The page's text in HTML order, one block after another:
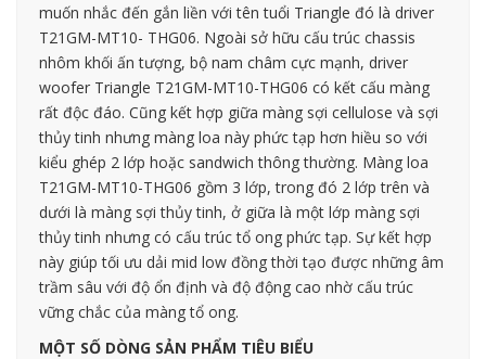
muốn nhắc đến gắn liền với tên tuổi Triangle đó là driver
T21GM-MT10- THG06. Ngoài sở hữu cấu trúc chassis
nhôm khối ấn tượng, bộ nam châm cực mạnh, driver
woofer Triangle T21GM-MT10-THG06 có kết cấu màng
rất độc đáo. Cũng kết hợp giữa màng sợi cellulose và sợi
thủy tinh nhưng màng loa này phức tạp hơn hiều so với
kiểu ghép 2 lớp hoặc sandwich thông thường. Màng loa
T21GM-MT10-THG06 gồm 3 lớp, trong đó 2 lớp trên và
dưới là màng sợi thủy tinh, ở giữa là một lớp màng sợi
thủy tinh nhưng có cấu trúc tổ ong phức tạp. Sự kết hợp
này giúp tối ưu dải mid low đồng thời tạo được những âm
trầm sâu với độ ổn định và độ động cao nhờ cấu trúc
vững chắc của màng tổ ong.
MỘT SỐ DÒNG SẢN PHẨM TIÊU BIỂU